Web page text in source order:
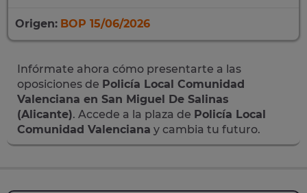
Origen: BOP 15/06/2026
Infórmate ahora cómo presentarte a las
oposiciones de Policía Local Comunidad
Valenciana en San Miguel De Salinas
(Alicante). Accede a la plaza de Policía Local
Comunidad Valenciana y cambia tu futuro.